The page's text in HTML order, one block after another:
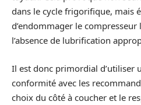
dans le cycle frigorifique, mais
d’endommager le
l’absence de lubrification
Il est donc primordial d’utiliser
conformité avec les
choix du côté à coucher et le